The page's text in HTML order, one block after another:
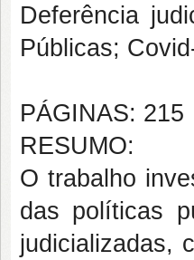
Deferência
Públicas;
PÁGINAS: 215
RESUMO:
O trabalho
das políticas
judicializadas,